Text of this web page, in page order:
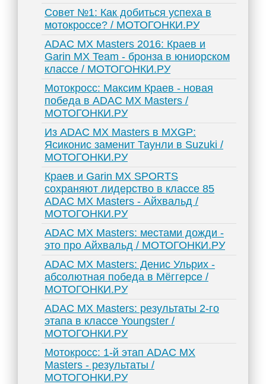
Совет №1: Как добиться успеха в
мотокроссе? / МОТОГОНКИ.РУ
ADAC MX Masters 2016: Краев и
Garin MX Team - бронза в юниорском
классе / МОТОГОНКИ.РУ
Мотокросс: Максим Краев - новая
победа в ADAC MX Masters /
МОТОГОНКИ.РУ
Из ADAC MX Masters в MXGP:
Ясиконис заменит Таунли в Suzuki /
МОТОГОНКИ.РУ
Краев и Garin MX SPORTS
сохраняют лидерство в классе 85
ADAC MX Masters - Айхвальд /
МОТОГОНКИ.РУ
ADAC MX Masters: местами дожди -
это про Айхвальд / МОТОГОНКИ.РУ
ADAC MX Masters: Денис Ульрих -
абсолютная победа в Мёггерсе /
МОТОГОНКИ.РУ
ADAC MX Masters: результаты 2-го
этапа в классе Youngster /
МОТОГОНКИ.РУ
Мотокросс: 1-й этап ADAC MX
Masters - результаты /
МОТОГОНКИ.РУ